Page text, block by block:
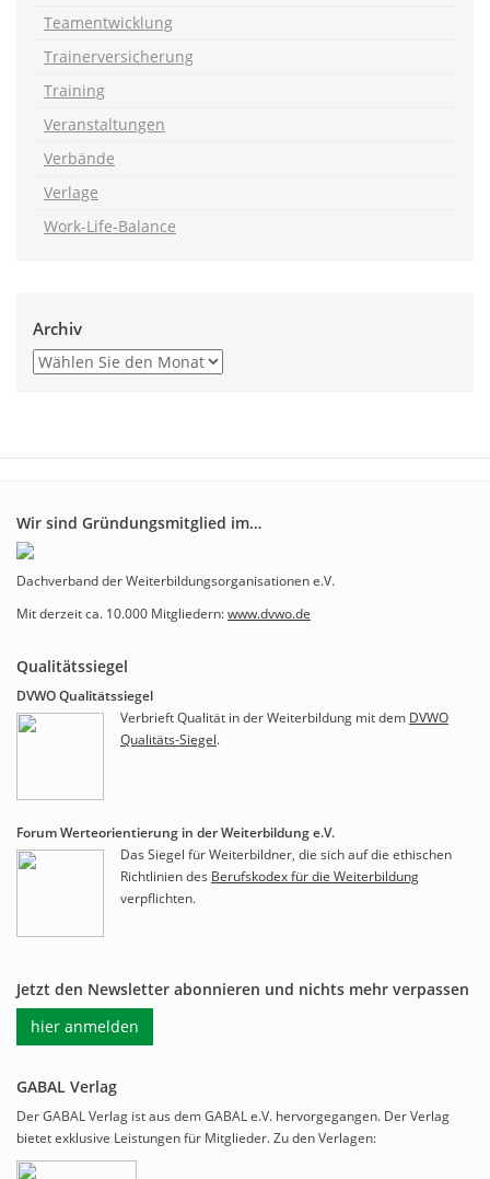
Teamentwicklung
Trainerversicherung
Training
Veranstaltungen
Verbände
Verlage
Work-Life-Balance
Archiv
Wir sind Gründungsmitglied im…
Dachverband der Weiterbildungsorganisationen e.V.
Mit derzeit ca. 10.000 Mitgliedern:www.dvwo.de
Qualitätssiegel
DVWO Qualitätssiegel
Verbrieft Qualität in der Weiterbildung mit dem DVWO
Qualitäts-Siegel.
Forum Werteorientierung in der Weiterbildung e.V.
Das Siegel für Weiterbildner, die sich auf die ethischen
Richtlinien des Berufskodex für die Weiterbildung
verpflichten.
Jetzt den Newsletter abonnieren und nichts mehr verpassen
hier anmelden
GABAL Verlag
Der GABAL Verlag ist aus dem GABAL e.V. hervorgegangen. Der Verlag
bietet exklusive Leistungen für Mitglieder. Zu den Verlagen: